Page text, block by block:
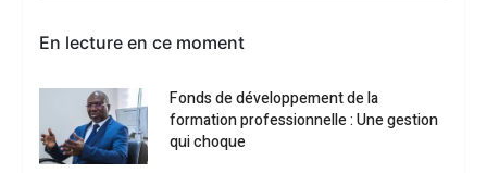
En lecture en ce moment
Fonds de développement de la
formation professionnelle : Une gestion
qui choque